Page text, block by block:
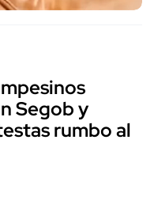
Segob y
rumbo al